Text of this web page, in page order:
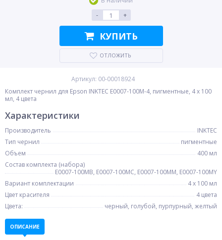
-
+
КУПИТЬ
ОТЛОЖИТЬ
Артикул: 00-00018924
Комплект чернил для Epson INKTEC E0007-100M-4, пигментные, 4 x 100
мл, 4 цвета
Характеристики
Производитель
INKTEC
Тип чернил
пигментные
Объем
400 мл
Состав комплекта (набора)
E0007-100MB, E0007-100MC, E0007-100MM, E0007-100MY
Вариант комплектации
4 x 100 мл
Цвет красителя
4 цвета
Цвета:
черный, голубой, пурпурный, желтый
ОПИСАНИЕ